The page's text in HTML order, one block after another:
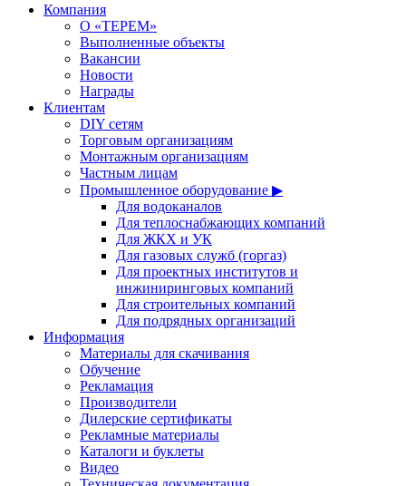
Компания
О «ТЕРЕМ»
Выполненные объекты
Вакансии
Новости
Награды
Клиентам
DIY сетям
Торговым организациям
Монтажным организациям
Частным лицам
Промышленное оборудование ▶
Для водоканалов
Для теплоснабжающих компаний
Для ЖКХ и УК
Для газовых служб (горгаз)
Для проектных институтов и
инжиниринговых компаний
Для строительных компаний
Для подрядных организаций
Информация
Материалы для скачивания
Обучение
Рекламация
Производители
Дилерские сертификаты
Рекламные материалы
Каталоги и буклеты
Видео